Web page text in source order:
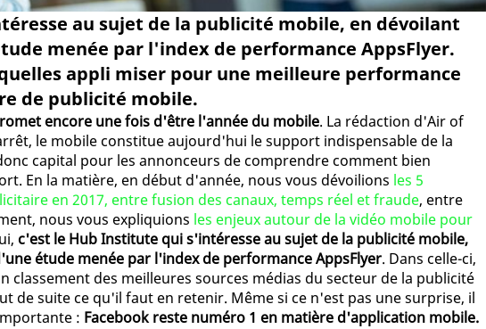
au sujet de la publicité mobile, en dévoilant
menée par l'index de performance AppsFlyer.
appli miser pour une meilleure performance
de publicité mobile.
encore une fois d'être l'année du mobile. La rédaction d'Air of
le mobile constitue aujourd'hui le support indispensable de la
capital pour les annonceurs de comprendre comment bien
En la matière, en début d'année, nous vous dévoilions les 5
en 2017, entre fusion des canaux, temps réel et fraude, entre
nous vous expliquions les enjeux autour de la vidéo mobile pour
c'est le Hub Institute qui s'intéresse au sujet de la publicité mobile,
étude menée par l'index de performance AppsFlyer. Dans celle-ci,
classement des meilleures sources médias du secteur de la publicité
de suite ce qu'il faut en retenir. Même si ce n'est pas une surprise, il
: Facebook reste numéro 1 en matière d'application mobile.